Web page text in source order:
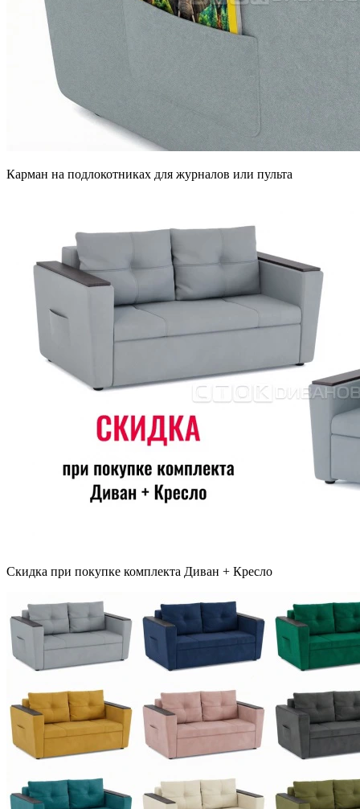
Карман на подлокотниках для журналов или пульта
Скидка при покупке комплекта Диван + Кресло